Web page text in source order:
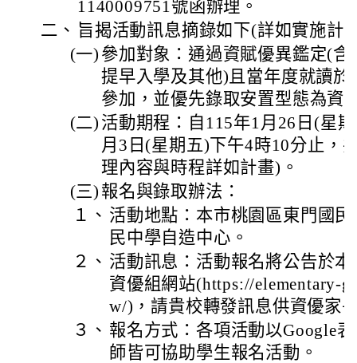
1140009751號函辦理。
二、 旨揭活動訊息摘錄如下(詳如實施計
(一) 參加對象：通過資賦優異鑑定(
提早入學及其他)且當年度就讀
參加，並優先錄取安置型態為資
(二) 活動期程：自115年1月26日(星
月3日(星期五)下午4時10分止，
理內容與時程詳如計畫)。
(三) 報名與錄取辦法：
１、 活動地點：本市桃園區東門國
民中學自造中心。
２、 活動訊息：活動報名將公告於
資優組網站(https://elementary-
w/)，請貴校轉發訊息供資優家
３、 報名方式：各項活動以Google
師皆可協助學生報名活動。